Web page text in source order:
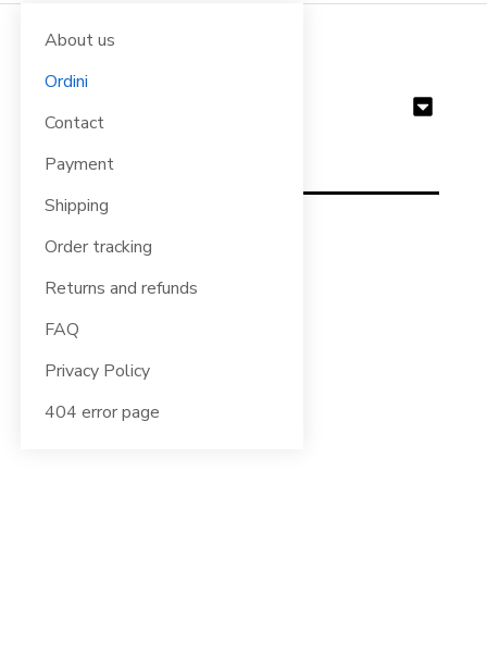
About us
Ordini
Contact
Payment
Shipping
Order tracking
Returns and refunds
FAQ
Privacy Policy
404 error page